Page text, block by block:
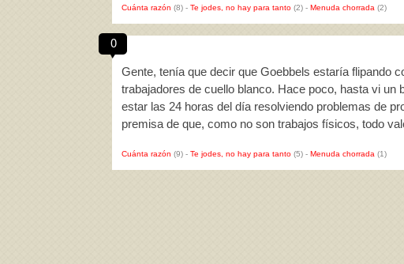
Cuánta razón (8) - Te jodes, no hay para tanto (2) - Menuda chorrada (2)
0
Gente, tenía que decir que Goebbels estaría flipando
trabajadores de cuello blanco. Hace poco, hasta vi
estar las 24 horas del día resolviendo problemas de
premisa de que, como no son trabajos físicos, todo
Cuánta razón (9) - Te jodes, no hay para tanto (5) - Menuda chorrada (1)